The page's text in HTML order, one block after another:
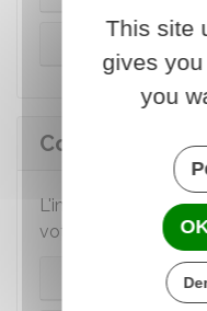
PEL
Compte
L'imposition dépend
votre CEL.
This site
gives
you